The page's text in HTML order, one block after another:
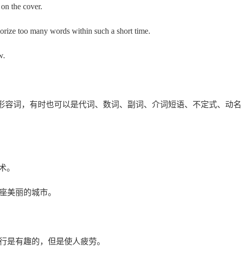
the cover.
too many words within such a short time.
词，有时也可以是代词、数词、副词、介词短语、不定式、动名
。
美丽的城市。
是有趣的，但是使人疲劳。